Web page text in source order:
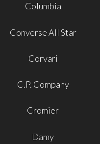
Columbia
Converse All Star
Corvari
C.P. Company
Cromier
Damy